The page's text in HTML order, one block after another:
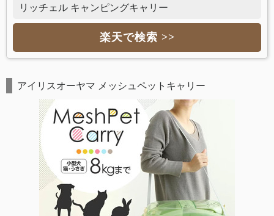
リッチェル キャンピングキャリー
楽天で検索 >>
アイリスオーヤマ メッシュペットキャリー